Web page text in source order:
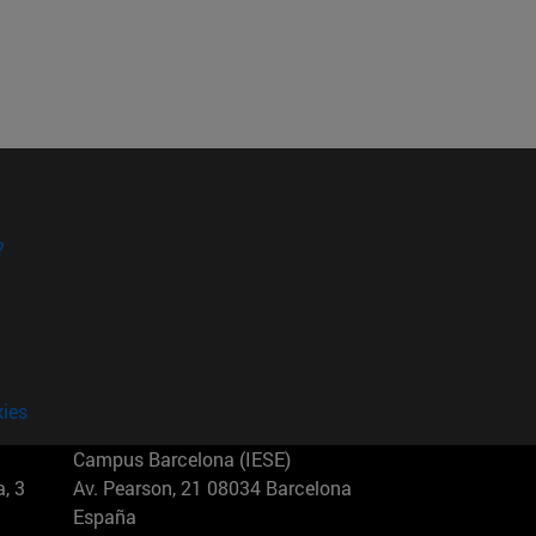
3
Campus Barcelona (IESE)
Av. Pearson, 21 08034 Barcelona
España